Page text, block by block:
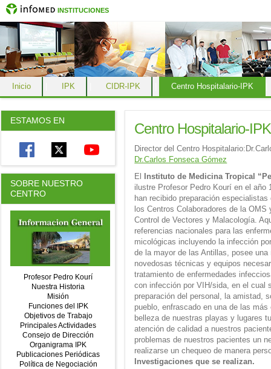
INSTITUCIONES
Inicio IPK CIDR-IPK Centro Hospitalario-IPK
Centro Hospitalario-IPK
Director del Centro
Dr.Carlos Fonseca Gómez
El
Instituto de Medicina Tropical
ilustre Profesor Pedro Kourí en el año
han recibido preparación
los Centros Colaboradores de la
Control de Vectores y Malacología.
referencias nacionales para las
micológicas incluyendo la infección
de la mayor de las Antillas, posee
novedosas técnicas y equipos
tratamiento de enfermedades
con infección por VIH/sida, en el cual
preparación del personal, la amistad,
pueblo, enfrascado en una de las
belleza de nuestras playas y lugares
atención de calidad a nuestros
problemas de nuestros pacientes un
realizarse un chequeo de manera
Investigaciones que se realizan.
ESTAMOS EN
SOBRE NUESTRO
CENTRO
Profesor Pedro Kourí
Nuestra Historia
Misión
Funciones del IPK
Objetivos de Trabajo
Principales Actividades
Consejo de Dirección
Organigrama IPK
Publicaciones Periódicas
Política de Negociación